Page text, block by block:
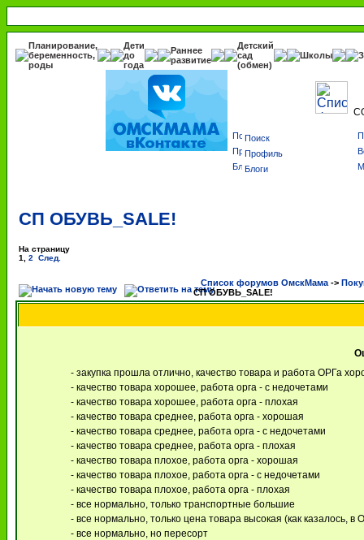
Планирование,
беременность,
роды
Дети
до
года
Раннее
развитие
Детский
сад
(обмен)
Школы
Поиск
Профиль
Блоги
СП ОБУВЬ_SALE!
На страницу
1
2 След.
Список форумов ОмскМама ->
СП ОБУВЬ_SALE!
- закупка прошла отлично, качество товара и работа ОРГа
- качество товара хорошее, работа орга - с недочетами
- качество товара хорошее, работа орга - плохая
- качество товара среднее, работа орга - хорошая
- качество товара среднее, работа орга - с недочетами
- качество товара среднее, работа орга - плохая
- качество товара плохое, работа орга - хорошая
- качество товара плохое, работа орга - с недочетами
- качество товара плохое, работа орга - плохая
- все нормально, только транспортные большие
- все нормально, только цена товара высокая (как казалось, в
- все нормально, но пересорт